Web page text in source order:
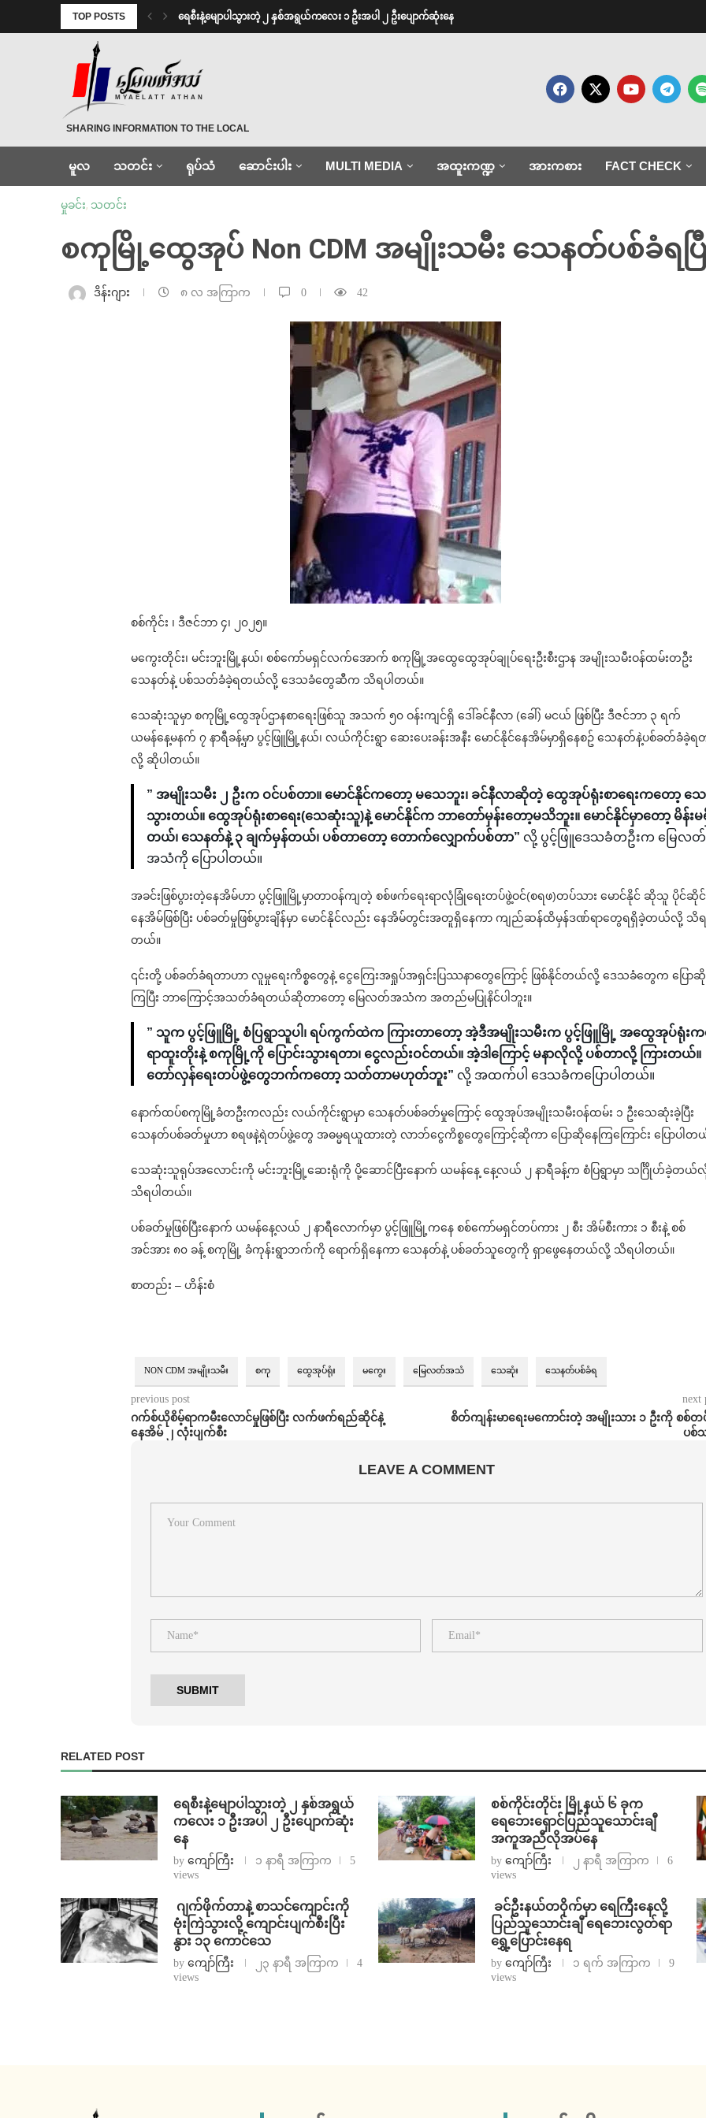
TOP POSTS ရေစီးနဲ့မျောပါသွားတဲ့ ၂ နှစ်အရွယ်ကလေး ၁ ဦးအပါ ၂ ဦးပျောက်ဆုံးနေ
MYAELATT ATHAN
SHARING INFORMATION TO THE LOCAL
မူလ သတင်း ရုပ်သံ ဆောင်းပါး MULTI MEDIA အထူးကဏ္ဍ အားကစား FACT CHECK
မှုခင်း, သတင်း
စကုမြို့ထွေအုပ် Non CDM အမျိုးသမီး သေနတ်ပစ်ခံရပ
ဒိန်းဂျား ၈ လ အကြာက 0 42
စစ်ကိုင်း ၊ ဒီဇင်ဘာ ၄၊ ၂၀၂၅။
မကွေးတိုင်း၊ မင်းဘူးမြို့နယ်၊ စစ်ကော်မရှင်လက်အောက် စကုမြို့အထွေထွေအုပ်ချုပ်ရေးဦးစီးဌာန အမျိုးသမီးဝန်ထမ်းတဦး
သေနတ်နဲ့ ပစ်သတ်ခံခဲ့ရတယ်လို့ ဒေသခံတွေဆီက သိရပါတယ်။
သေဆုံးသူမှာ စကုမြို့ထွေအုပ်ဌာနစာရေးဖြစ်သူ အသက် ၅၀ ဝန်းကျင်ရှိ ဒေါ်ခင်နီလာ (ခေါ်) မငယ် ဖြစ်ပြီး ဒီဇင်ဘာ ၃ ရက်
ယမန်နေ့မနက် ၇ နာရီခန့်မှာ ပွင့်ဖြူမြို့နယ်၊ လယ်ကိုင်းရွာ ဆေးပေးခန်းအနီး‌ မောင်နိုင်နေအိမ်မှာရှိနေစဥ် သေနတ်နဲ့ပစ်ခတ်ခံခဲ့ရ
လို့ ဆိုပါတယ်။
” အမျိုးသမီး ၂ ဦးက ဝင်ပစ်တာ။ မောင်နိုင်ကတော့ မသေဘူး၊ ခင်နီလာဆိုတဲ့ ထွေအုပ်ရုံးစာရေးကတော့ သေ
သွားတယ်။ ထွေအုပ်ရုံးစာရေး(သေဆုံးသူ)နဲ့ မောင်နိုင်က ဘာတော်မှန်းတော့မသိဘူး။ မောင်နိုင်မှာတော့ မိန်းမ
တယ်၊ သေနတ်နဲ့ ၃ ချက်မှန်တယ်၊ ပစ်တာတော့ တောက်လျှောက်ပစ်တာ” လို့ ပွင့်ဖြူဒေသခံတဦးက မြေလတ်
အသံကို ပြောပါတယ်။
အခင်းဖြစ်ပွားတဲ့နေအိမ်ဟာ ပွင့်ဖြူမြို့မှာတာဝန်ကျတဲ့ စစ်ဖက်ရေးရာလုံခြုံရေးတပ်ဖွဲ့ဝင်(စရဖ)တပ်သား မောင်နိုင် ဆိုသူ ပိုင်ဆို
နေအိမ်ဖြစ်ပြီး ပစ်ခတ်မှုဖြစ်ပွားချိန်မှာ မောင်နိုင်လည်း နေအိမ်တွင်းအတူရှိနေကာ ကျည်ဆန်ထိမှန်ဒဏ်ရာတွေရရှိခဲ့တယ်လို့ သိရ
တယ်။
၎င်းတို့ ပစ်ခတ်ခံရတာဟာ လူမှုရေးကိစ္စတွေနဲ့ ငွေကြေးအရှုပ်အရှင်းပြဿနာတွေကြောင့် ဖြစ်နိုင်တယ်လို့ ဒေသခံတွေက ပြောဆို
ကြပြီး ဘာကြောင့်အသတ်ခံရတယ်ဆိုတာတော့ မြေလတ်အသံက အတည်မပြုနိင်ပါဘူး။
” သူက ပွင့်ဖြူမြို့ စံပြရွာသူပါ၊ ရပ်ကွက်ထဲက ကြားတာတော့ အဲ့ဒီအမျိုးသမီးက ပွင့်ဖြူမြို့ အထွေအုပ်ရုံးက
ရာထူးတိုးနဲ့ စကုမြို့ကို ပြောင်းသွားရတာ၊ ငွေလည်းဝင်တယ်။ အဲ့ဒါကြောင့် မနာလိုလို့ ပစ်တာလို့ ကြားတယ်။
တော်လှန်ရေးတပ်ဖွဲ့တွေဘက်ကတော့ သတ်တာမဟုတ်ဘူး” လို့ အထက်ပါ ဒေသခံကပြောပါတယ်။
နောက်ထပ်စကုမြို့ခံတဦးကလည်း လယ်ကိုင်းရွာမှာ သေနတ်ပစ်ခတ်မှုကြောင့် ထွေအုပ်အမျိုးသမီးဝန်ထမ်း ၁ ဦးသေဆုံးခဲ့ပြီး
သေနတ်ပစ်ခတ်မှုဟာ စရဖနဲ့ရဲတပ်ဖွဲ့တွေ အဓမ္မရယူထားတဲ့ လာဘ်ငွေကိစ္စတွေကြောင့်ဆိုကာ ပြောဆိုနေကြကြောင်း ပြောပါတ
သေဆုံးသူရုပ်အလောင်းကို မင်းဘူးမြို့ဆေးရုံကို ပို့ဆောင်ပြီးနောက် ယမန်နေ့ နေ့လယ် ၂ နာရီခန့်က စံပြရွာမှာ သင်္ဂြိုဟ်ခဲ့တယ်
သိရပါတယ်။
ပစ်ခတ်မှုဖြစ်ပြီးနောက် ယမန်နေ့လယ် ၂ နာရီလောက်မှာ ပွင့်ဖြူမြို့ကနေ စစ်ကော်မရှင်တပ်ကား ၂ စီး အိမ်စီးကား ၁ စီးနဲ့ စစ်
အင်အား ၈၀ ခန့် စကုမြို့ ခံကုန်းရွာဘက်ကို ရောက်ရှိနေကာ သေနတ်နဲ့ ပစ်ခတ်သူတွေကို ရှာဖွေနေတယ်လို့ သိရပါတယ်။
စာတည်း – ဟိန်းစံ
NON CDM အမျိုးသမီး စကု ထွေအုပ်ရုံး မကွေး မြေလတ်အသံ သေဆုံး သေနတ်ပစ်ခံရ
previous post
ဂက်စ်ယိုစိမ့်ရာကမီးလောင်မှုဖြစ်ပြီး လက်ဖက်ရည်ဆိုင်နဲ့
နေအိမ် ၂ လုံးပျက်စီး
next
စိတ်ကျန်းမာရေးမကောင်းတဲ့ အမျိုးသား ၁ ဦးကို စစ်
ပစ်
LEAVE A COMMENT
RELATED POST
ရေစီးနဲ့မျောပါသွားတဲ့ ၂ နှစ်အရွယ်
ကလေး ၁ ဦးအပါ ၂ ဦးပျောက်ဆုံး
နေ
by ကျော်ကြီး ၁ နာရီ အကြာက
5
views
စစ်ကိုင်းတိုင်း မြို့နယ် ၆ ခုက
ရေဘေးရှောင်ပြည်သူသောင်းချီ
အကူအညီလိုအပ်နေ
by ကျော်ကြီး ၂ နာရီ အကြာက
6
views
⁨⁩ ⁨ဂျက်ဖိုက်တာနဲ့ စာသင်ကျောင်းကို
ဗုံးကြဲသွားလို့ ကျောင်းပျက်စီးပြီး
နွား ၁၃ ကောင်သေ
by ကျော်ကြီး ၂၃ နာရီ အကြာက
4
views
⁩ ⁨ခင်ဦးနယ်တဝိုက်မှာ ရေကြီးနေလို့
ပြည်သူသောင်းချီ ရေဘေးလွတ်ရာ
ရွှေ့ပြောင်းနေရ
by ကျော်ကြီး ၁ ရက် အကြာက
9
views